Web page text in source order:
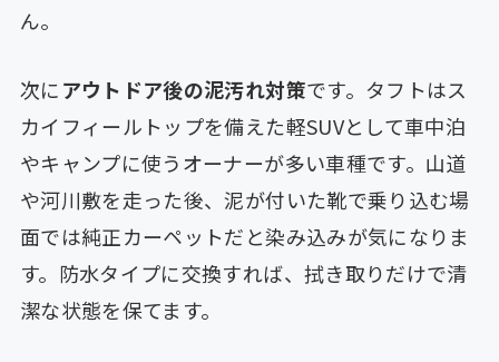
ん。
次にアウトドア後の泥汚れ対策です。タフトはス
カイフィールトップを備えた軽SUVとして車中泊
やキャンプに使うオーナーが多い車種です。山道
や河川敷を走った後、泥が付いた靴で乗り込む場
面では純正カーペットだと染み込みが気になりま
す。防水タイプに交換すれば、拭き取りだけで清
潔な状態を保てます。